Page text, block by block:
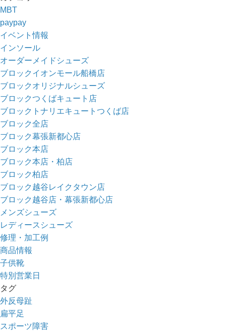
MBT
paypay
イベント情報
インソール
オーダーメイドシューズ
ブロックイオンモール船橋店
ブロックオリジナルシューズ
ブロックつくばキュート店
ブロックトナリエキュートつくば店
ブロック全店
ブロック幕張新都心店
ブロック本店
ブロック本店・柏店
ブロック柏店
ブロック越谷レイクタウン店
ブロック越谷店・幕張新都心店
メンズシューズ
レディースシューズ
修理・加工例
商品情報
子供靴
特別営業日
タグ
外反母趾
扁平足
スポーツ障害